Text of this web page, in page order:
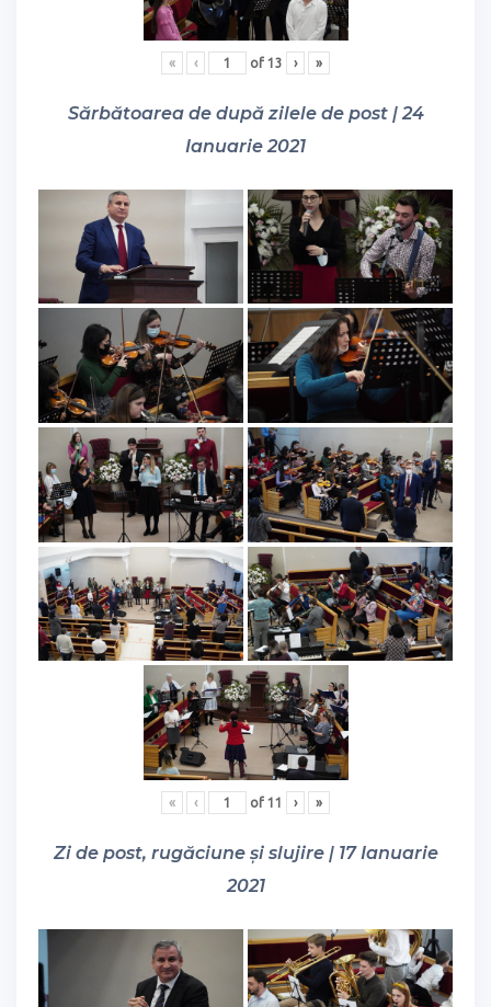
« ‹ of 13 › »
Sărbătoarea de după zilele de post | 24
Ianuarie 2021
« ‹ of 11 › »
Zi de post, rugăciune și slujire | 17 Ianuarie
2021